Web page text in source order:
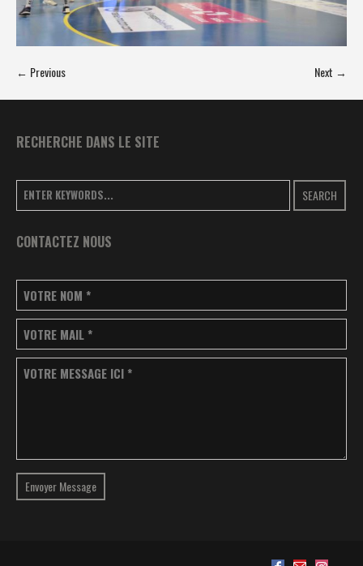
← Previous Next →
RECHERCHE DANS LE SITE
SEARCH
CONTACTEZ NOUS
VOTRE NOM *
VOTRE MAIL *
VOTRE MESSAGE ICI *
Envoyer Message